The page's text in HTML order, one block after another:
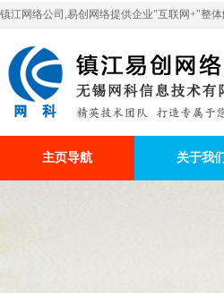
镇江网络公司,易创网络提供企业"互联网+"整
主页导航 关于我们